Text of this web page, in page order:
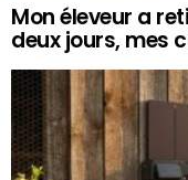
Mon éleveur a
deux jours, mes